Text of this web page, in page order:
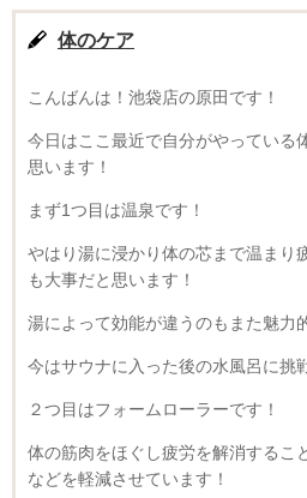
体のケア
こんばんは！池袋店の原田です！
今日はここ最近で自分がやっている
思います！
まず1つ目は温泉です！
やはり湯に浸かり体の芯まで温まり
も大事だと思います！
湯によって効能が違うのもまた魅力
今はサウナに入った後の水風呂に挑
２つ目はフォームローラーです！
体の筋肉をほぐし疲労を解消するこ
などを軽減させています！